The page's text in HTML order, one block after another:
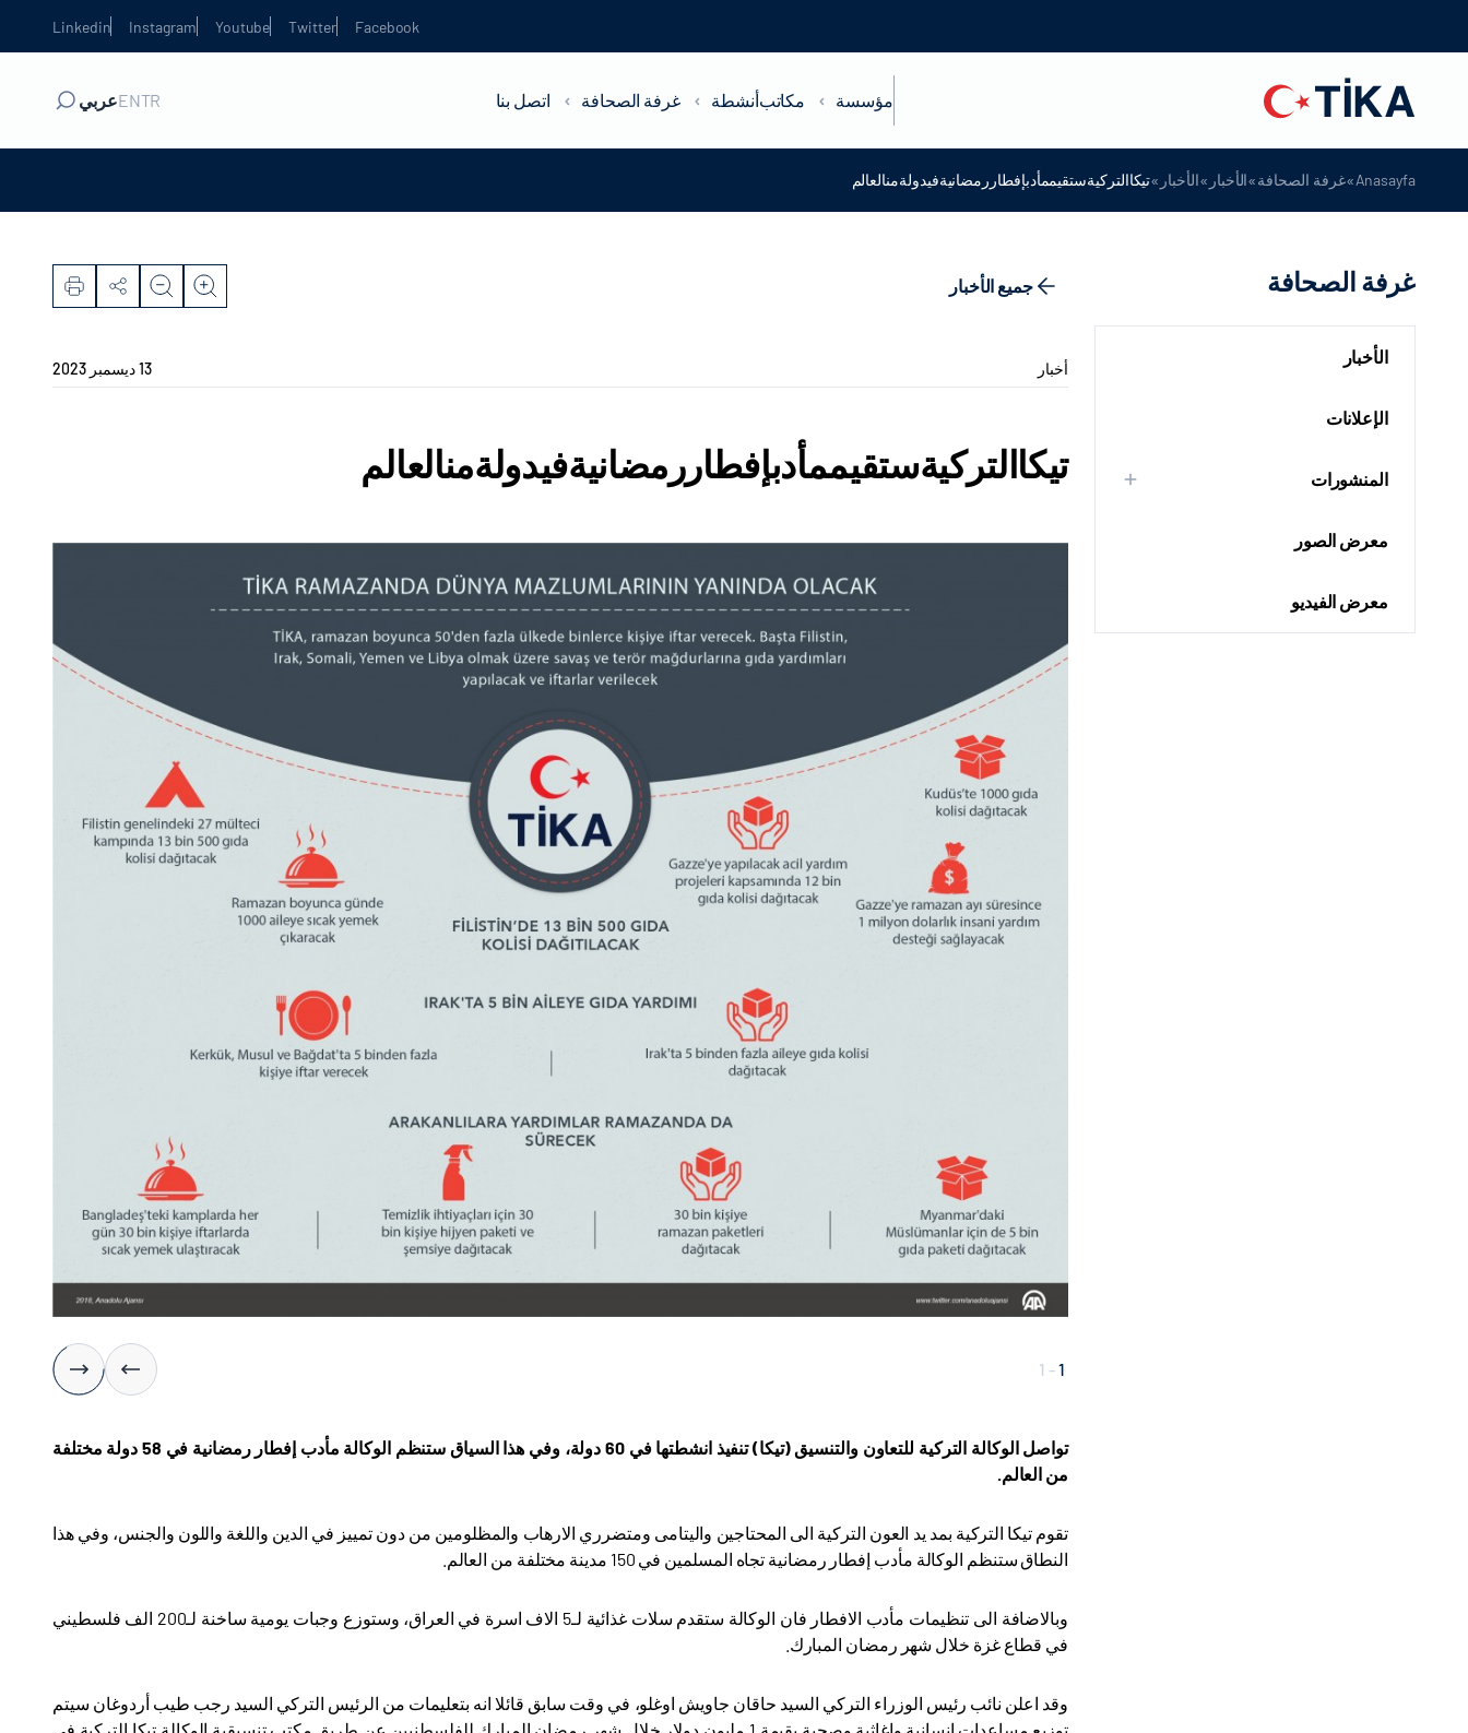
Facebook
Twitter
Youtube
Instagram
Linkedin
مؤسسة مكاتبأنشطة غرفة الصحافة اتصل بنا TR
ENعربي
Anasayfa
»غرفة الصحافة»الأخبار »الأخبار »تيكاالتركيةستقيممأدبإفطاررمضانيةفيدولةمنالعالم
غرفة الصحافة
الأخبار
الإعلانات
المنشورات
معرض الصور
معرض الفيديو
جميع الأخبار
أخبار 13 ديسمبر 2023
تيكاالتركيةستقيممأدبإفطاررمضانيةفيدولةمنالعالم
1
-
1
تواصل الوكالة التركية للتعاون والتنسيق (تيكا)تنفيذ
انشطتها في 60 دولة، وفي هذا السياق ستنظم الوكالة مأدب إفطار رمضانية في 58 دولة مختلفة
من العالم.
تقوم تيكا التركية بمد يد العون التركية الى المحتاجين واليتامى ومتضرري الارهاب والمظلومين من دون تمييز في الدين واللغة واللون والجنس، وفي هذا
النطاق ستنظم الوكالة مأدب إفطار رمضانية تجاه المسلمين في 150 مدينة مختلفة من العالم.
وبالاضافة الى تنظيمات مأدب الافطار فان الوكالة ستقدم سلات غذائية لـ5 الاف اسرة في العراق، وستوزع وجبات يومية ساخنة لـ200 الف فلسطيني
في قطاع غزة خلال شهر رمضان المبارك.
وقد اعلن نائب رئيس الوزراء التركي السيد حاقان جاويش اوغلو، في وقت سابق قائلا انه بتعليمات من الرئيس التركي السيد رجب طيب أردوغان سيتم